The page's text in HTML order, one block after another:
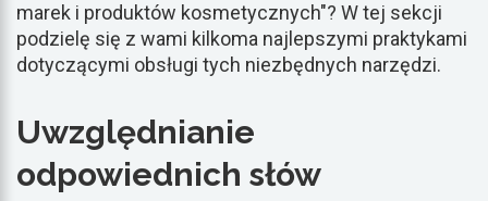
marek i produktów kosmetycznych"? W tej sekcji
podzielę się z wami kilkoma najlepszymi praktykami
dotyczącymi obsługi tych niezbędnych narzędzi.
Uwzględnianie
odpowiednich słów